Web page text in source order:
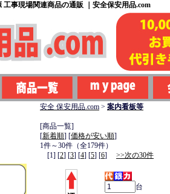
事現場関連商品の通販 ｜安全保安用品.com
安全 保安用品.com > 案内看板等
[商品一覧]
[新着順] [価格が安い順]
1件～30件（全179件）
[1] [2] [3] [4] [5] [6] >>次の30件
台